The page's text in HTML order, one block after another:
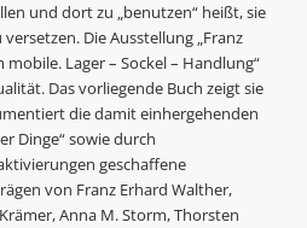
und dort zu „benutzen“ heißt, sie
Die Ausstellung „Franz
Lager – Sockel – Handlung“
Das vorliegende Buch zeigt sie
die damit einhergehenden
Dinge“ sowie durch
geschaffene
von Franz Erhard Walther,
Anna M. Storm, Thorsten